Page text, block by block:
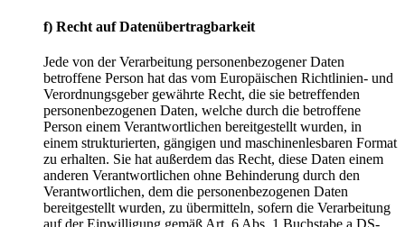
f) Recht auf Datenübertragbarkeit
Jede von der Verarbeitung personenbezogener Daten
betroffene Person hat das vom Europäischen Richtlinien- und
Verordnungsgeber gewährte Recht, die sie betreffenden
personenbezogenen Daten, welche durch die betroffene
Person einem Verantwortlichen bereitgestellt wurden, in
einem strukturierten, gängigen und maschinenlesbaren Format
zu erhalten. Sie hat außerdem das Recht, diese Daten einem
anderen Verantwortlichen ohne Behinderung durch den
Verantwortlichen, dem die personenbezogenen Daten
bereitgestellt wurden, zu übermitteln, sofern die Verarbeitung